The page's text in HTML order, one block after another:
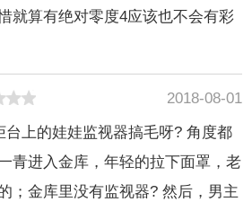
就算有绝对零度4应该也不会有彩
2018-08-01
台上的娃娃监视器搞毛呀? 角度都
青进入金库，年轻的拉下面罩，老
；金库里没有监视器? 然后，男主